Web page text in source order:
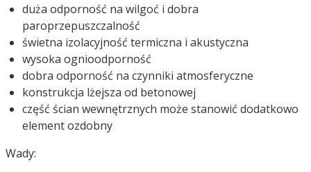
duża odporność na wilgoć i dobra
paroprzepuszczalność
świetna izolacyjność termiczna i akustyczna
wysoka ognioodporność
dobra odporność na czynniki atmosferyczne
konstrukcja lżejsza od betonowej
część ścian wewnętrznych może stanowić dodatkowo
element ozdobny
Wady: